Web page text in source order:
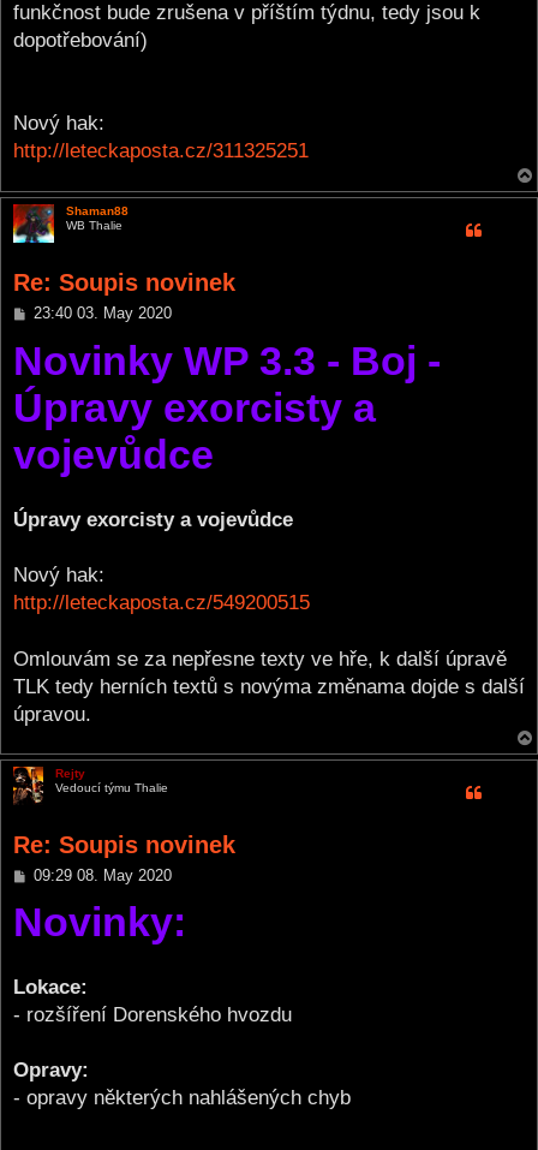
funkčnost bude zrušena v příštím týdnu, tedy jsou k
dopotřebování)
Nový hak:
http://leteckaposta.cz/311325251
Shaman88
WB Thalie
Re: Soupis novinek
P
s
t
23:40 03. May 2020
Novinky WP 3.3 - Boj -
Úpravy exorcisty a
vojevůdce
Úpravy exorcisty a vojevůdce
Nový hak:
http://leteckaposta.cz/549200515
Omlouvám se za nepřesne texty ve hře, k další úpravě
TLK tedy herních textů s novýma změnama dojde s další
úpravou.
Rejty
Vedoucí týmu Thalie
Re: Soupis novinek
P
s
t
09:29 08. May 2020
Novinky:
Lokace:
- rozšíření Dorenského hvozdu
Opravy:
- opravy některých nahlášených chyb